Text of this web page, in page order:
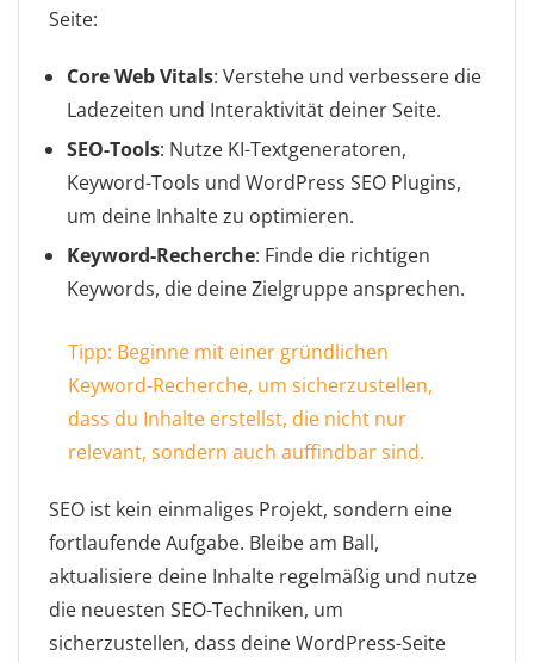
Seite:
Core Web Vitals: Verstehe und verbessere die
Ladezeiten und Interaktivität deiner Seite.
SEO-Tools: Nutze KI-Textgeneratoren,
Keyword-Tools und WordPress SEO Plugins,
um deine Inhalte zu optimieren.
Keyword-Recherche: Finde die richtigen
Keywords, die deine Zielgruppe ansprechen.
Tipp: Beginne mit einer gründlichen
Keyword-Recherche, um sicherzustellen,
dass du Inhalte erstellst, die nicht nur
relevant, sondern auch auffindbar sind.
SEO ist kein einmaliges Projekt, sondern eine
fortlaufende Aufgabe. Bleibe am Ball,
aktualisiere deine Inhalte regelmäßig und nutze
die neuesten SEO-Techniken, um
sicherzustellen, dass deine WordPress-Seite